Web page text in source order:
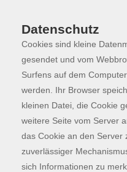
Skip to main content
Programm
Der Kurs konnte
Datenschutz
Cookies sind kleine
gesendet und vom
Surfens auf dem
werden. Ihr Browser
kleinen Datei, die Cookie
weitere Seite vom Server
das Cookie an den Server
zuverlässiger
sich Informationen zu